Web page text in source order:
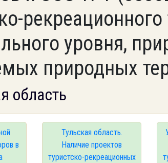
уровня,
природных
область
в
Тульская область.
Наличие проектов
туристско-рекреационных